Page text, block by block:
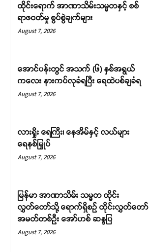
ထိုင်းရောက် အာဏာသိမ်းသမ္မတနှင့် စစ်
ရာဇဝတ်မှု စွပ်စွဲချက်များ
August 7, 2026
အောင်ပန်းတွင် အသက် (၆) နှစ်အရွယ်
ကလေး နားကပ်လုခံရပြီး ရေထဲပစ်ချခံရ
August 7, 2026
လားရှိုး ရေကြီး၊ နေအိမ်နှင့် လယ်များ
ရေနစ်မြှုပ်
August 7, 2026
မြန်မာ အာဏာသိမ်း သမ္မတ ထိုင်း
လွှတ်တော်သို့ ရောက်ရှိစဉ် ထိုင်းလွှတ်တော်
အမတ်တစ်ဦး အော်ဟစ် ဆန္ဒပြ
August 7, 2026